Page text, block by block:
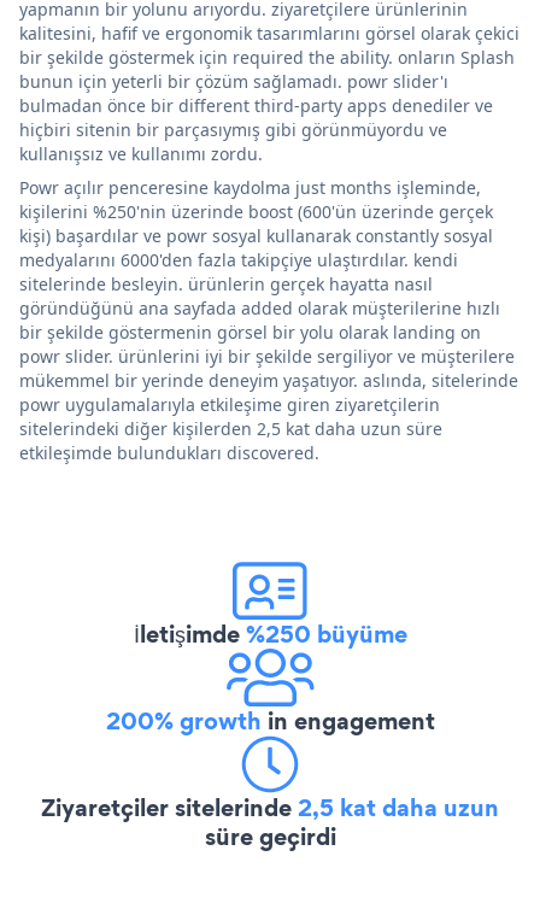
yapmanın bir yolunu arıyordu. ziyaretçilere ürünlerinin
kalitesini, hafif ve ergonomik tasarımlarını görsel olarak çekici
bir şekilde göstermek için required the ability. onların Splash
bunun için yeterli bir çözüm sağlamadı. powr slider'ı
bulmadan önce bir different third-party apps denediler ve
hiçbiri sitenin bir parçasıymış gibi görünmüyordu ve
kullanışsız ve kullanımı zordu.
Powr açılır penceresine kaydolma just months işleminde,
kişilerini %250'nin üzerinde boost (600'ün üzerinde gerçek
kişi) başardılar ve powr sosyal kullanarak constantly sosyal
medyalarını 6000'den fazla takipçiye ulaştırdılar. kendi
sitelerinde besleyin. ürünlerin gerçek hayatta nasıl
göründüğünü ana sayfada added olarak müşterilerine hızlı
bir şekilde göstermenin görsel bir yolu olarak landing on
powr slider. ürünlerini iyi bir şekilde sergiliyor ve müşterilere
mükemmel bir yerinde deneyim yaşatıyor. aslında, sitelerinde
powr uygulamalarıyla etkileşime giren ziyaretçilerin
sitelerindeki diğer kişilerden 2,5 kat daha uzun süre
etkileşimde bulundukları discovered.
İletişimde%250 büyüme
200% growth in engagement
Ziyaretçiler sitelerinde2,5 kat daha uzun
süre geçirdi